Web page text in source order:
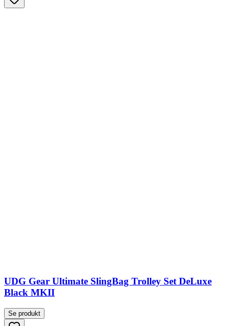
UDG Gear Ultimate SlingBag Trolley Set DeLuxe
Black MKII
Se produkt